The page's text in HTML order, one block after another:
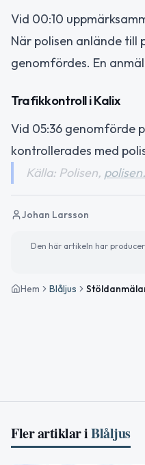
Vid 00:10
När polisen anlände till
genomfördes. En
Trafikkontroll i Kalix
Vid 05:36 genomförde
kontrollerades med
Källa: Polisen,
Johan Larsson
Den här artikeln har
Hem Blåljus
Fler artiklar iBlåljus